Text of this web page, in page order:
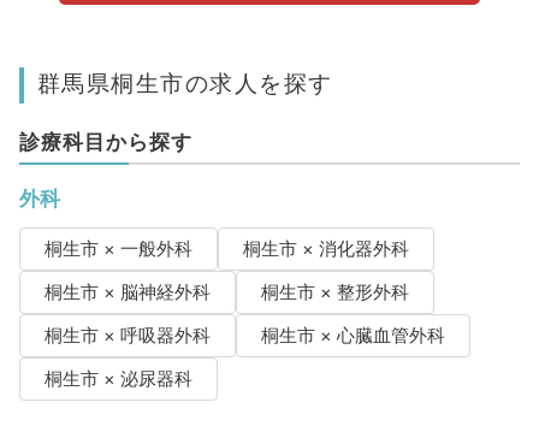
群馬県桐生市の求人を探す
診療科目から探す
外科
桐生市 × 一般外科
桐生市 × 消化器外科
桐生市 × 脳神経外科
桐生市 × 整形外科
桐生市 × 呼吸器外科
桐生市 × 心臓血管外科
桐生市 × 泌尿器科